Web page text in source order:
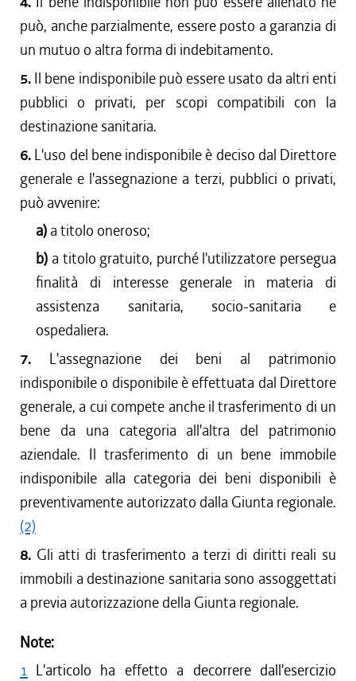
può, anche parzialmente, essere posto a garanzia di
un mutuo o altra forma di indebitamento.
5. Il bene indisponibile può essere usato da altri enti
pubblici o privati, per scopi compatibili con la
destinazione sanitaria.
6. L'uso del bene indisponibile è deciso dal Direttore
generale e l'assegnazione a terzi, pubblici o privati,
può avvenire:
a) a titolo oneroso;
b) a titolo gratuito, purché l'utilizzatore persegua
finalità di interesse generale in materia di
assistenza sanitaria, socio-sanitaria e
ospedaliera.
7. L'assegnazione dei beni al patrimonio
indisponibile o disponibile è effettuata dal Direttore
generale, a cui compete anche il trasferimento di un
bene da una categoria all'altra del patrimonio
aziendale. Il trasferimento di un bene immobile
indisponibile alla categoria dei beni disponibili è
preventivamente autorizzato dalla Giunta regionale.
(2)
8. Gli atti di trasferimento a terzi di diritti reali su
immobili a destinazione sanitaria sono assoggettati
a previa autorizzazione della Giunta regionale.
Note:
1 L'articolo ha effetto a decorrere dall'esercizio